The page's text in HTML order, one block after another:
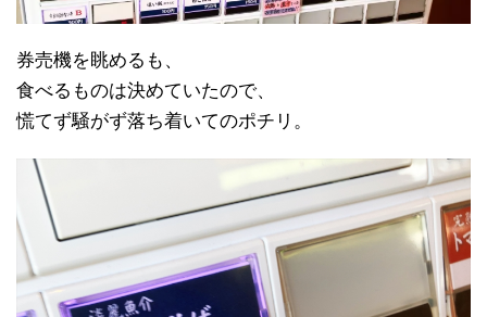
券売機を眺めるも、
食べるものは決めていたので、
慌てず騒がず落ち着いてのポチリ。